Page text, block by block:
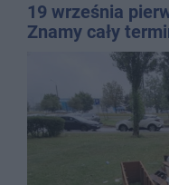
19 września
Znamy cały